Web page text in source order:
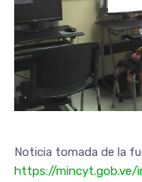
Noticia tomada de la
https://mincyt.gob.ve/